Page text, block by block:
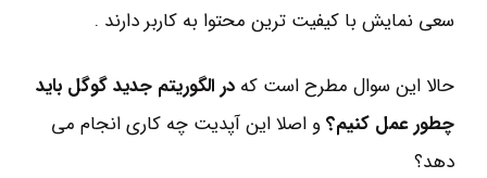
سعی نمایش با کیفیت ترین محتوا به کاربر دارند .
حالا این سوال مطرح است که در الگوریتم جدید گوگل باید
چطور عمل کنیم؟و اصلا این آپدیت چه کاری انجام می
دهد؟